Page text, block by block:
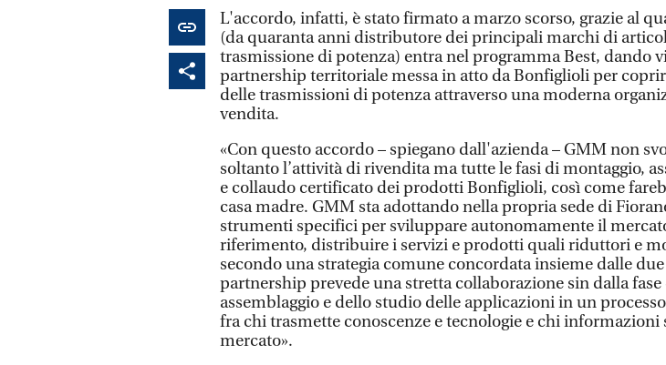
L'accordo, infatti, è stato firmato a marzo scorso, grazie al
(da quaranta anni distributore dei principali marchi di
trasmissione di potenza) entra nel programma Best, dando
partnership territoriale messa in atto da Bonfiglioli per
delle trasmissioni di potenza attraverso una moderna
vendita.
«Con questo accordo – spiegano dall'azienda – GMM non
soltanto l’attività di rivendita ma tutte le fasi di montaggio,
e collaudo certificato dei prodotti Bonfiglioli, così come
casa madre. GMM sta adottando nella propria sede di
strumenti specifici per sviluppare autonomamente il
riferimento, distribuire i servizi e prodotti quali riduttori e
secondo una strategia comune concordata insieme dalle
partnership prevede una stretta collaborazione sin dalla fase
assemblaggio e dello studio delle applicazioni in un
fra chi trasmette conoscenze e tecnologie e chi informazioni
mercato».